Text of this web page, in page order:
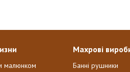
малюнком
Махрові
Банні рушники